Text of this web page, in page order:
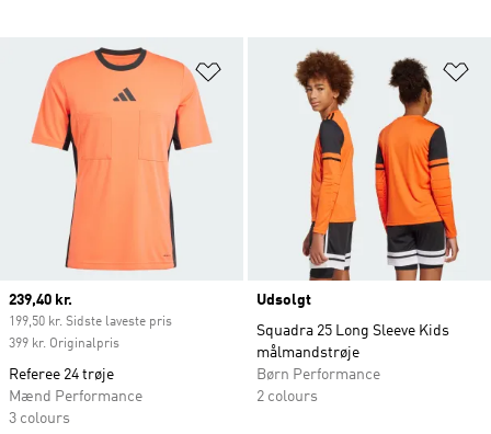
Føj til ønskeliste
Current price
239,40 kr.
199,50 kr. Sidste laveste pris
399 kr. Originalpris
Referee 24 trøje
Mænd Performance
3 colours
Udsolgt
Squadra 25 Long Sleeve Kids
målmandstrøje
Børn Performance
2 colours